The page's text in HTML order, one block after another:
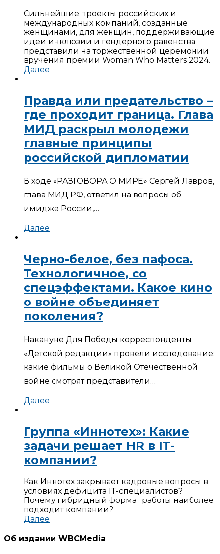
Сильнейшие проекты российских и
международных компаний, созданные
женщинами, для женщин, поддерживающие
идеи инклюзии и гендерного равенства
представили на торжественной церемонии
вручения премии Woman Who Matters 2024.
Далее
Правда или предательство –
где проходит граница. Глава
МИД раскрыл молодежи
главные принципы
российской дипломатии
В ходе «РАЗГОВОРА О МИРЕ» Сергей Лавров,
глава МИД РФ, ответил на вопросы об
имидже России,…
Далее
Черно-белое, без пафоса.
Технологичное, со
спецэффектами. Какое кино
о войне объединяет
поколения?
Накануне Для Победы корреспонденты
«Детской редакции» провели исследование:
какие фильмы о Великой Отечественной
войне смотрят представители…
Далее
Группа «Иннотех»: Какие
задачи решает HR в IT-
компании?
Как Иннотех закрывает кадровые вопросы в
условиях дефицита IT-специалистов?
Почему гибридный формат работы наиболее
подходит компании?
Далее
Об издании WBCMedia